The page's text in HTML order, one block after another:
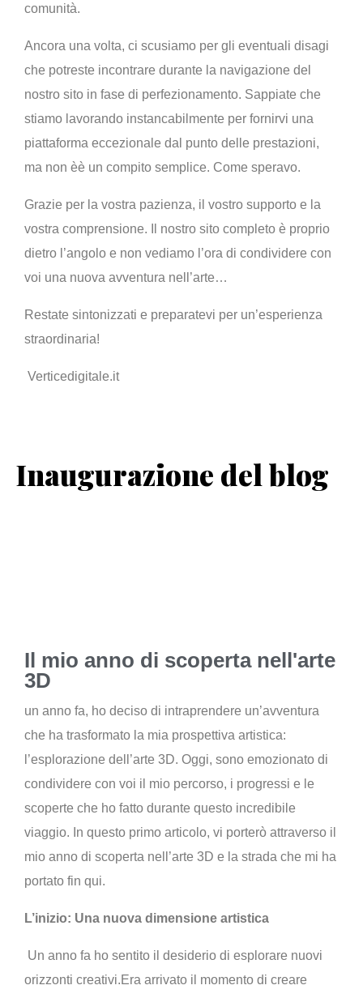
comunità.
Ancora una volta, ci scusiamo per gli eventuali disagi
che potreste incontrare durante la navigazione del
nostro sito in fase di perfezionamento. Sappiate che
stiamo lavorando instancabilmente per fornirvi una
piattaforma eccezionale dal punto delle prestazioni,
ma non èè un compito semplice. Come speravo.
Grazie per la vostra pazienza, il vostro supporto e la
vostra comprensione. Il nostro sito completo è proprio
dietro l’angolo e non vediamo l’ora di condividere con
voi una nuova avventura nell’arte…
Restate sintonizzati e preparatevi per un’esperienza
straordinaria!
Verticedigitale.it
Inaugurazione del blog
Il mio anno di scoperta nell'arte
3D
un anno fa, ho deciso di intraprendere un’avventura
che ha trasformato la mia prospettiva artistica:
l’esplorazione dell’arte 3D. Oggi, sono emozionato di
condividere con voi il mio percorso, i progressi e le
scoperte che ho fatto durante questo incredibile
viaggio. In questo primo articolo, vi porterò attraverso il
mio anno di scoperta nell’arte 3D e la strada che mi ha
portato fin qui.
L’inizio: Una nuova dimensione artistica
Un anno fa ho sentito il desiderio di esplorare nuovi
orizzonti creativi.Era arrivato il momento di creare